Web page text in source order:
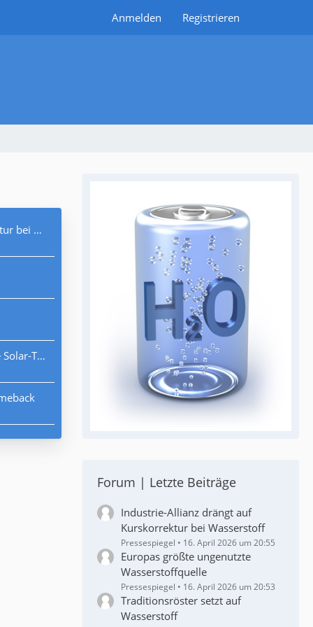
Anmelden Registrieren
Technik
Forum | Letzte Beiträge
Industrie-Allianz drängt auf
Kurskorrektur bei Wasserstoff
Pressespiegel 16. April 2026 um 20:55
Europas größte ungenutzte
Wasserstoffquelle
Pressespiegel 16. April 2026 um 20:53
Traditionsröster setzt auf
Wasserstoff